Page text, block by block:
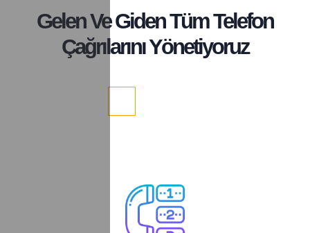
Gelen Ve Giden Tüm Telefon
Çağrılarını Yönetiyoruz